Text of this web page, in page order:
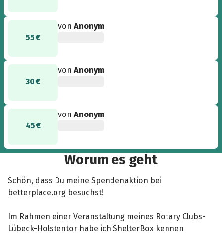
55 €
vonAnonym
30 €
vonAnonym
45 €
vonAnonym
Worum es geht
Schön, dass Du meine Spendenaktion bei
betterplace.org besuchst!
Im Rahmen einer Veranstaltung meines Rotary Clubs-
Lübeck-Holstentor habe ich ShelterBox kennen